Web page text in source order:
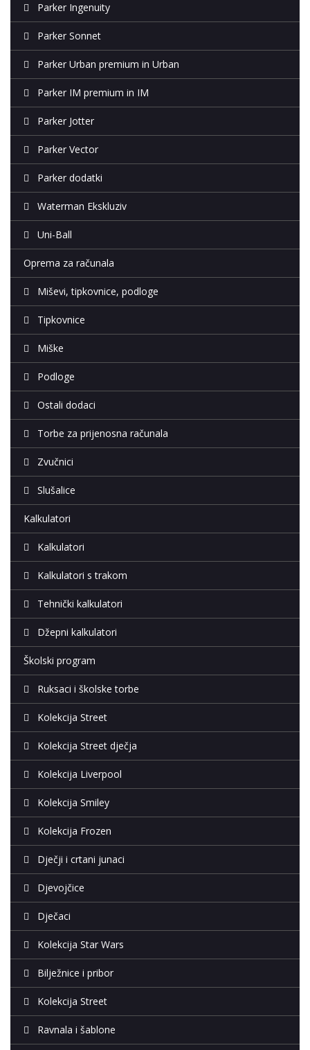
Parker Ingenuity
Parker Sonnet
Parker Urban premium in Urban
Parker IM premium in IM
Parker Jotter
Parker Vector
Parker dodatki
Waterman Ekskluziv
Uni-Ball
Oprema za računala
Miševi, tipkovnice, podloge
Tipkovnice
Miške
Podloge
Ostali dodaci
Torbe za prijenosna računala
Zvučnici
Slušalice
Kalkulatori
Kalkulatori
Kalkulatori s trakom
Tehnički kalkulatori
Džepni kalkulatori
Školski program
Ruksaci i školske torbe
Kolekcija Street
Kolekcija Street dječja
Kolekcija Liverpool
Kolekcija Smiley
Kolekcija Frozen
Dječji i crtani junaci
Djevojčice
Dječaci
Kolekcija Star Wars
Bilježnice i pribor
Kolekcija Street
Ravnala i šablone